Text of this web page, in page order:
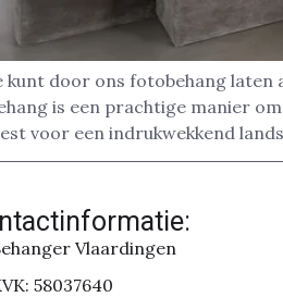
kunt door ons fotobehang laten
is een prachtige manier
voor een indrukwekkend
Vlaardingen
58037640